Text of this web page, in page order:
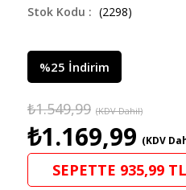
(2298)
%25 İndirim
₺1.549,99 (KDV Dahil)
₺1.169,99 (KDV
SEPETTE 935,99 TL